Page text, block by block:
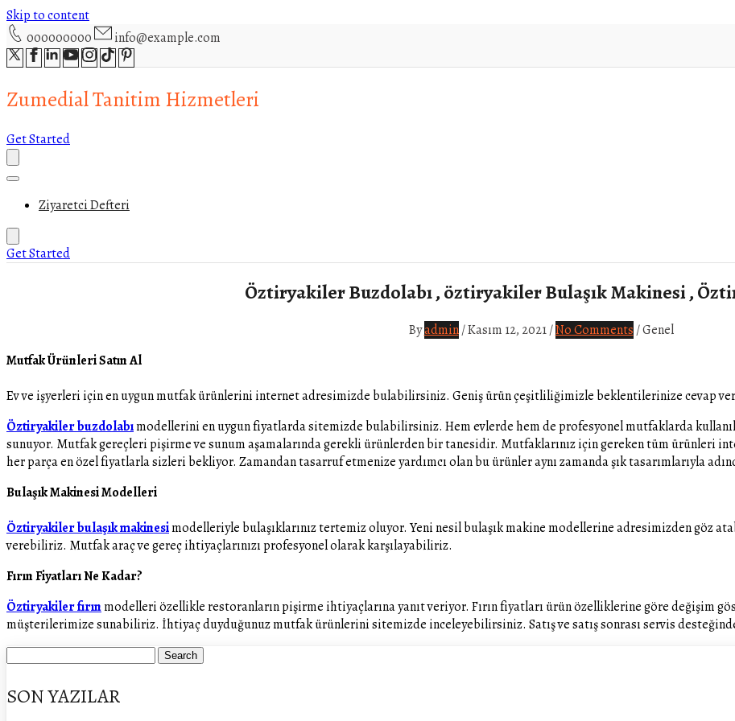
Skip to content
000000000
info@example.com
Zumedial Tanitim Hizmetleri
Get Started
Ziyaretci Defteri
Get Started
Öztiryakiler Buzdolabı , öztiryakiler Bulaşık Makinesi ,
Byadmin/Kasım 12, 2021/No Comments /Genel
Mutfak Ürünleri Satın Al
Ev ve işyerleri için en uygun mutfak ürünlerini internet adresimizde bulabilirsiniz. Geniş ürün çeşitliliğimizle beklentilerinize cevap
Öztiryakiler buzdolabımodellerini en uygun fiyatlarda sitemizde bulabilirsiniz. Hem evlerde hem de profesyonel mutfaklarda
sunuyor. Mutfak gereçleri pişirme ve sunum aşamalarında gerekli ürünlerden bir tanesidir. Mutfaklarınız için gereken tüm ürünleri
her parça en özel fiyatlarla sizleri bekliyor. Zamandan tasarruf etmenize yardımcı olan bu ürünler aynı zamanda şık tasarımlarıyla
Bulaşık Makinesi Modelleri
Öztiryakiler bulaşık makinesimodelleriyle bulaşıklarınız tertemiz oluyor. Yeni nesil bulaşık makine modellerine adresimizden göz
verebiliriz. Mutfak araç ve gereç ihtiyaçlarınızı profesyonel olarak karşılayabiliriz.
Fırın Fiyatları Ne Kadar?
Öztiryakiler fırınmodelleri özellikle restoranların pişirme ihtiyaçlarına yanıt veriyor. Fırın fiyatları ürün özelliklerine göre değişim
müşterilerimize sunabiliriz. İhtiyaç duyduğunuz mutfak ürünlerini sitemizde inceleyebilirsiniz. Satış ve satış sonrası servis
SON YAZILAR